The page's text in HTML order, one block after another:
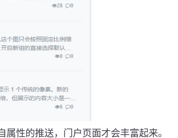
性的推送，门户页面才会丰富起来。